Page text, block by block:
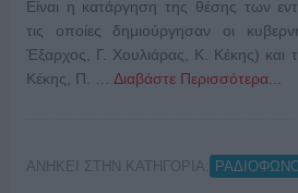
Είναι η κατάργηση της θέσης των
τις οποίες δημιούργησαν οι
Έξαρχος, Γ. Χουλιάρας, Κ. Κέκης) και
Κέκης, Π. … Διαβάστε Περισσότερα...
ΑΝΗΚΕΙ ΣΤΗΝ ΚΑΤΗΓΟΡΙΑ: